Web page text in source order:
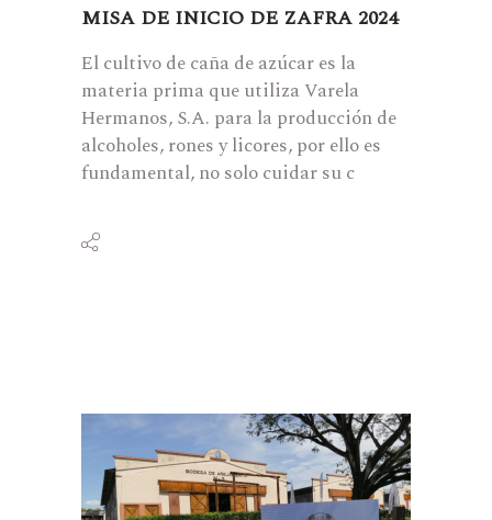
MISA DE INICIO DE ZAFRA 2024
El cultivo de caña de azúcar es la
materia prima que utiliza Varela
Hermanos, S.A. para la producción de
alcoholes, rones y licores, por ello es
fundamental, no solo cuidar su c